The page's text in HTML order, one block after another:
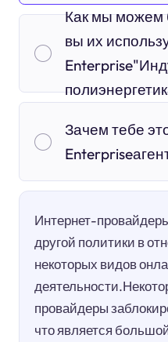
Как мы можем
вы их
Зачем тебе
Интернет-
другой политики в
некоторых видов
провайдеры
что является